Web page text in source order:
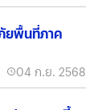
ยพื้นที่ภาค
04 ก.ย. 2568